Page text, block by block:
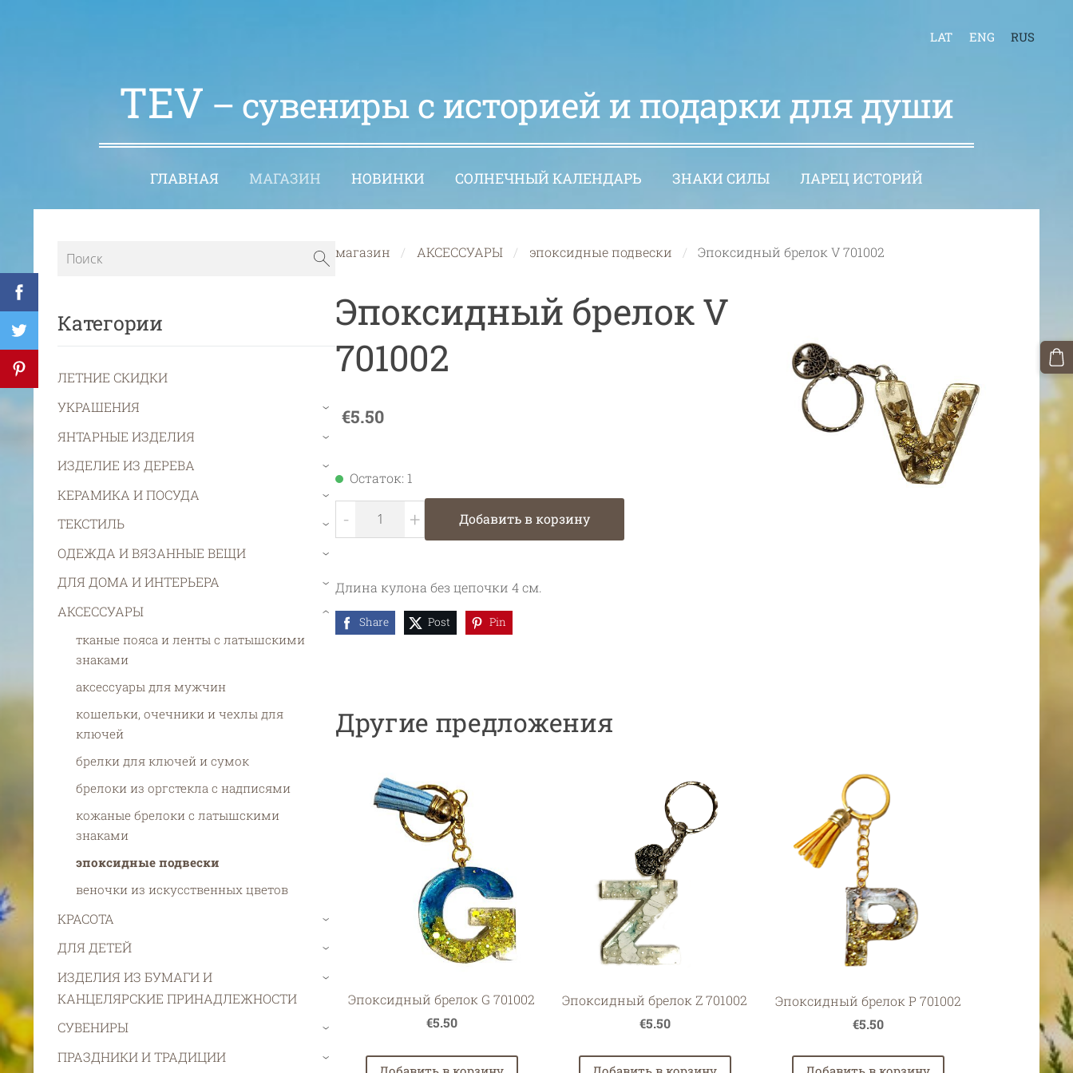
LAT ENG RUS
TEV – сувениры с историей и подарки для души
ГЛАВНАЯ МАГАЗИН НОВИНКИ СОЛНЕЧНЫЙ КАЛЕНДАРЬ ЗНАКИ СИЛЫ ЛАРЕЦ ИСТОРИЙ
Категории
ЛЕТНИЕ СКИДКИ
УКРАШЕНИЯ
›
ЯНТАРНЫЕ ИЗДЕЛИЯ ›
ИЗДЕЛИЕ ИЗ ДЕРЕВА ›
КЕРАМИКА И ПОСУДА ›
ТЕКСТИЛЬ ›
ОДЕЖДА И ВЯЗАННЫЕ ВЕЩИ ›
ДЛЯ ДОМА И ИНТЕРЬЕРА ›
АКСЕССУАРЫ
тканые пояса и ленты с латышскими
знаками
aксессуары для мужчин
кошельки, очечники и чехлы для
ключей
брелки для ключей и сумок
брелоки из оргстекла с надписями
кожаные брелоки с латышскими
знаками
эпоксидные подвески
веночки из искусственных цветов
›
КРАСОТА ›
ДЛЯ ДЕТЕЙ ›
ИЗДЕЛИЯ ИЗ БУМАГИ И
КАНЦЕЛЯРСКИЕ ПРИНАДЛЕЖНОСТИ
›
СУВЕНИРЫ ›
ПРАЗДНИКИ И ТРАДИЦИИ ›
магазин АКСЕССУАРЫ эпоксидные подвески Эпоксидный брелок V 701002
Эпоксидный брелок V
701002
€5.50
Остаток: 1
- + Добавить в корзину
Длина кулона без цепочки 4 см.
Share Post Pin
Другие предложения
Эпоксидный брелок G 701002
€5.50
Эпоксидный брелок Z 701002
€5.50
Эпоксидный брелок P 701002
€5.50